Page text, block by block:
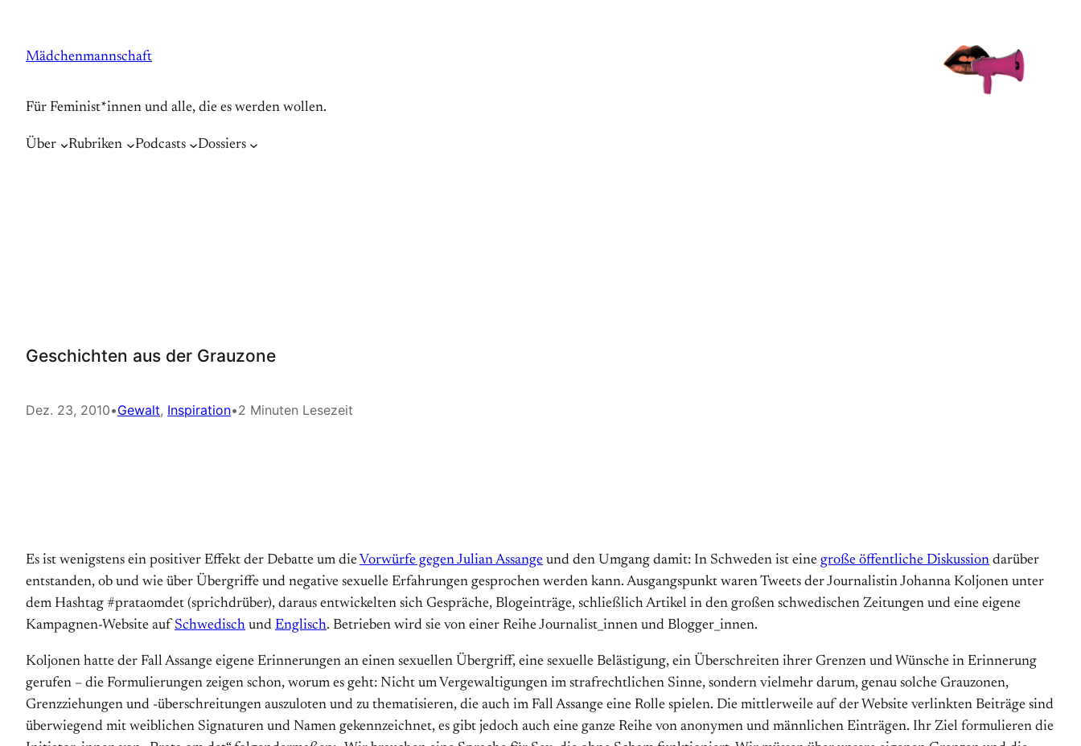
springen
Mädchenmannschaft
Für Feminist*innen und alle, die es werden wollen.
Über Rubriken Podcasts Dossiers
Geschichten aus der Grauzone
Dez. 23, 2010•Gewalt, Inspiration•2 Minuten Lesezeit
Es ist wenigstens ein positiver Effekt der Debatte um die Vorwürfe gegen Julian Assange und den Umgang damit: In Schweden ist eine große öffentliche Diskussion darüber
entstanden, ob und wie über Übergriffe und negative sexuelle Erfahrungen gesprochen werden kann. Ausgangspunkt waren Tweets der Journalistin Johanna Koljonen unter
dem Hashtag #prataomdet (sprichdrüber), daraus entwickelten sich Gespräche, Blogeinträge, schließlich Artikel in den großen schwedischen Zeitungen und eine eigene
Kampagnen-Website auf Schwedisch und Englisch. Betrieben wird sie von einer Reihe Journalist_innen und Blogger_innen.
Koljonen hatte der Fall Assange eigene Erinnerungen an einen sexuellen Übergriff, eine sexuelle Belästigung, ein Überschreiten ihrer Grenzen und Wünsche in Erinnerung
gerufen – die Formulierungen zeigen schon, worum es geht: Nicht um Vergewaltigungen im strafrechtlichen Sinne, sondern vielmehr darum, genau solche Grauzonen,
Grenzziehungen und -überschreitungen auszuloten und zu thematisieren, die auch im Fall Assange eine Rolle spielen. Die mittlerweile auf der Website verlinkten Beiträge sind
überwiegend mit weiblichen Signaturen und Namen gekennzeichnet, es gibt jedoch auch eine ganze Reihe von anonymen und männlichen Einträgen. Ihr Ziel formulieren die